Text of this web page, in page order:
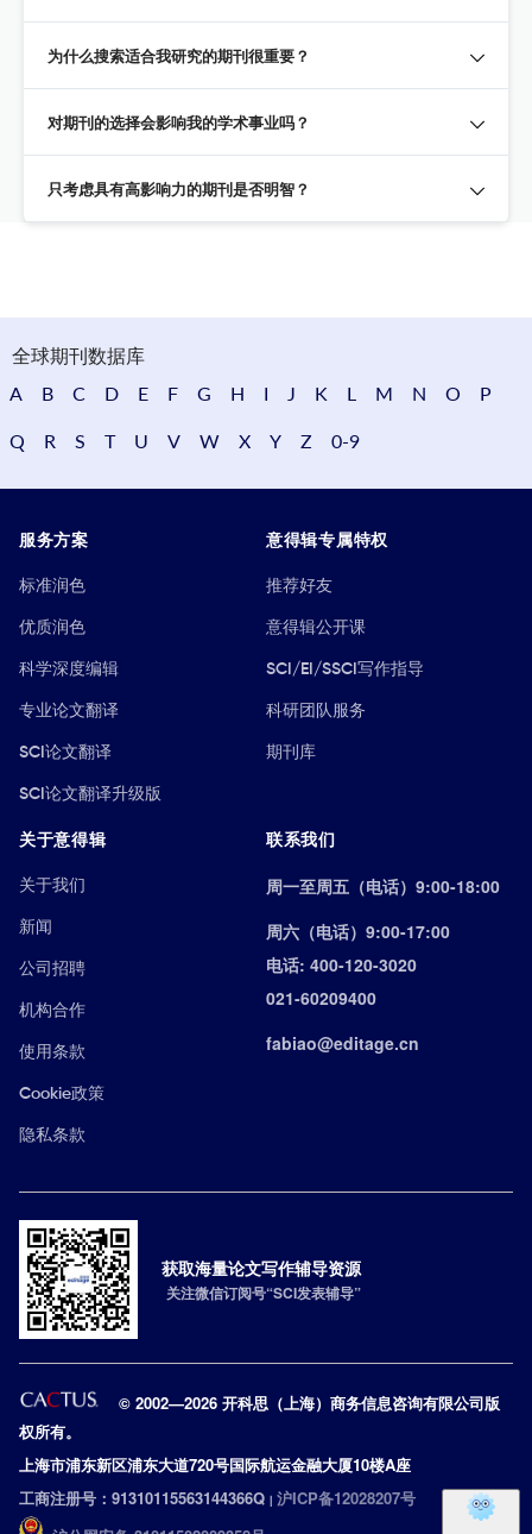
为什么搜索适合我研究的期刊很重要？
对期刊的选择会影响我的学术事业吗？
只考虑具有高影响力的期刊是否明智？
全球期刊数据库
A
B C D E F G H I J K L M N O P
Q R S T U V W X Y Z 0-9